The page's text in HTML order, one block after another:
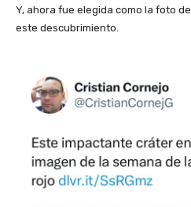
Y, ahora fue elegida como la foto
este descubrimiento.